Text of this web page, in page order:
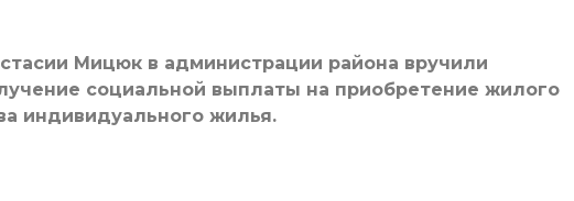
Мицюк в администрации района вручили
социальной выплаты на приобретение жилого
индивидуального жилья.